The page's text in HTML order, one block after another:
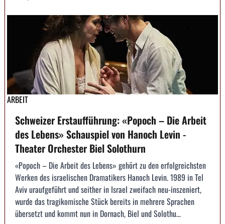
ARBEIT
Schweizer Erstaufführung: «Popoch – Die Arbeit
des Lebens» Schauspiel von Hanoch Levin -
Theater Orchester Biel Solothurn
«Popoch – Die Arbeit des Lebens» gehört zu den erfolgreichsten
Werken des israelischen Dramatikers Hanoch Levin. 1989 in Tel
Aviv uraufgeführt und seither in Israel zweifach neu-inszeniert,
wurde das tragikomische Stück bereits in mehrere Sprachen
übersetzt und kommt nun in Dornach, Biel und Solothu...